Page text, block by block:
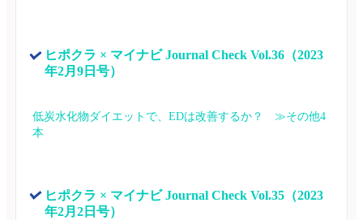
ヒポクラ × マイナビ Journal Check Vol.36（2023
年2月9日号）
低炭水化物ダイエットで、EDは改善するか？　≫その他4
本
ヒポクラ × マイナビ Journal Check Vol.35（2023
年2月2日号）